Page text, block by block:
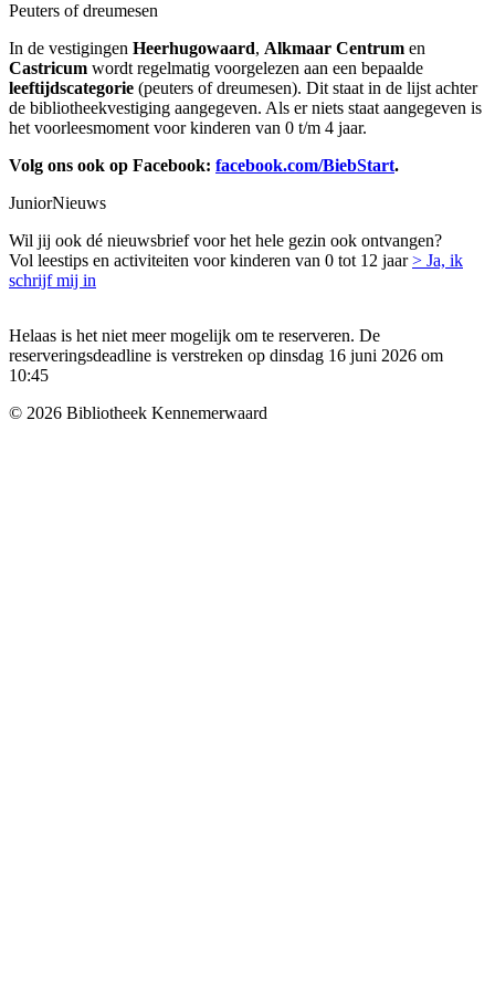
Peuters of dreumesen
In de vestigingen Heerhugowaard, Alkmaar Centrum en
Castricum wordt regelmatig voorgelezen aan een bepaalde
leeftijdscategorie (peuters of dreumesen). Dit staat in de lijst achter
de bibliotheekvestiging aangegeven. Als er niets staat aangegeven is
het voorleesmoment voor kinderen van 0 t/m 4 jaar.
Volg ons ook op Facebook: facebook.com/BiebStart.
JuniorNieuws
Wil jij ook dé nieuwsbrief voor het hele gezin ook ontvangen?
Vol leestips en activiteiten voor kinderen van 0 tot 12 jaar> Ja, ik
schrijf mij in
Helaas is het niet meer mogelijk om te reserveren. De
reserveringsdeadline is verstreken op dinsdag 16 juni 2026 om
10:45
© 2026 Bibliotheek Kennemerwaard